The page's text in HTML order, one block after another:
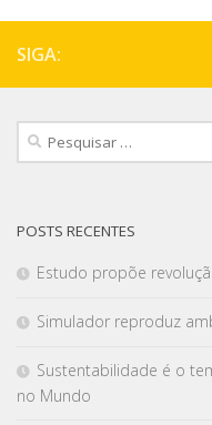
SIGA:
POSTS RECENTES
Estudo propõe
Simulador reproduz
Sustentabilidade é o
no Mundo